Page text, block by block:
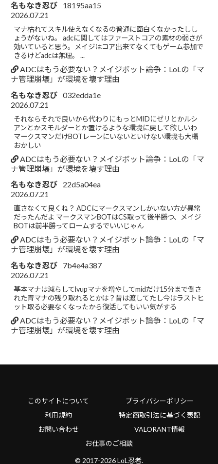
名もなき忍び
18195aa15
2026.07.21
マナ枯れてスキル使えなくなるの普通に面白くなかったしし
ょうがないね。 adcに関してはファーストコアの素材の弱さが
効いていると思う。メイジはコア出来てなくてもゲーム参加で
きるけどadcは無理。 ...
ADCはもう必要ない？メイジボット論争：LoLの「マ
ナ管理崩壊」が環境を壊す理由
名もなき忍び 032edda1e
2026.07.21
それならそれで良いから代わりにもっとMIDにゼリとかルシ
アンとかスモルダーとか置けるような環境に戻して欲しいわ
マークスマンだけBOTレーンにいないといけない環境も大概
おかしい
ADCはもう必要ない？メイジボット論争：LoLの「マ
ナ管理崩壊」が環境を壊す理由
名もなき忍び
22d5a04ea
2026.07.21
直さなくて良くね？ ADCにマークスマンしかいない方が異常
だったんだよ マークスマンBOTはCS取って後半勝つ、メイジ
BOTは前半勝ってロームするでいいじゃん
ADCはもう必要ない？メイジボット論争：LoLの「マ
ナ管理崩壊」が環境を壊す理由
名もなき忍び
7b4e4a387
2026.07.21
基本マナは減らしてlvupマナを増やしてmidだけ15分まで倒さ
れた青マナの残り取れるとかは？昔は渡してたし今はラストヒ
ット取る必要なくなったから復活してもいい気がする
ADCはもう必要ない？メイジボット論争：LoLの「マ
ナ管理崩壊」が環境を壊す理由
このサイトについて
プライバシーポリシー
利用規約
特定商取引法に基づく表記
お問い合わせ
VALORANT情報
お仕事のご相談
© 2017-2026 LoL忍者.